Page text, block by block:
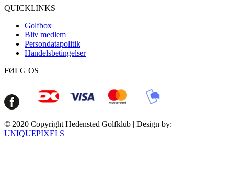
QUICKLINKS
Golfbox
Bliv medlem
Persondatapolitik
Handelsbetingelser
FØLG OS
© 2020 Copyright Hedensted Golfklub | Design by:
UNIQUEPIXELS